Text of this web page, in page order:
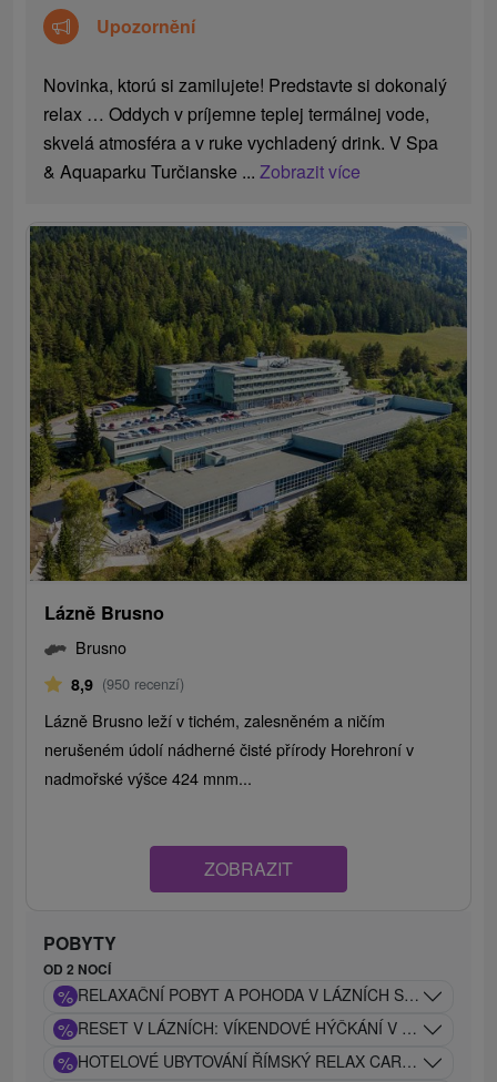
Upozornění
Novinka, ktorú si zamilujete! Predstavte si dokonalý
relax … Oddych v príjemne teplej termálnej vode,
skvelá atmosféra a v ruke vychladený drink. V Spa
& Aquaparku Turčianske ...Zobrazit více
Lázně Brusno
Brusno
8,9 (950 recenzí)
Lázně Brusno leží v tichém, zalesněném a ničím
nerušeném údolí nádherné čisté přírody Horehroní v
nadmořské výšce 424 mnm...
ZOBRAZIT
POBYTY
OD 2 NOCÍ
% RELAXAČNÍ POBYT A POHODA V LÁZNÍCH SE SLEVOU
% RESET V LÁZNÍCH: VÍKENDOVÉ HÝČKÁNÍ V CARACALLA
% HOTELOVÉ UBYTOVÁNÍ ŘÍMSKÝ RELAX CARACALLA